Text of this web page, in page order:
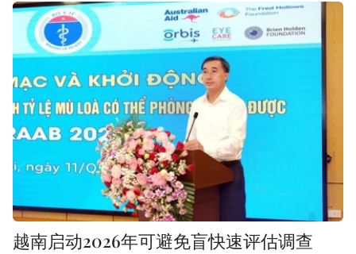
越南启动2026年可避免盲快速评估调查